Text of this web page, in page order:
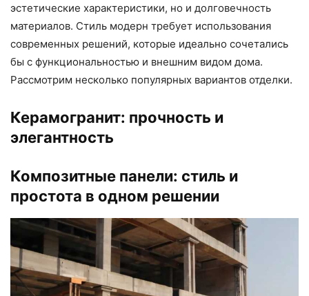
эстетические характеристики, но и долговечность
материалов. Стиль модерн требует использования
современных решений, которые идеально сочетались
бы с функциональностью и внешним видом дома.
Рассмотрим несколько популярных вариантов отделки.
Керамогранит: прочность и
элегантность
Композитные панели: стиль и
простота в одном решении